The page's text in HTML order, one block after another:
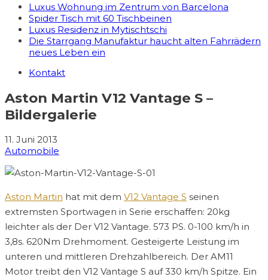
Luxus Wohnung im Zentrum von Barcelona
Spider Tisch mit 60 Tischbeinen
Luxus Residenz in Mytischtschi
Die Starrgang Manufaktur haucht alten Fahrrädern
neues Leben ein
Kontakt
Aston Martin V12 Vantage S –
Bildergalerie
11. Juni 2013
Automobile
Aston Martin hat mit dem V12 Vantage S seinen
extremsten Sportwagen in Serie erschaffen: 20kg
leichter als der Der V12 Vantage. 573 PS. 0-100 km/h in
3,8s. 620Nm Drehmoment. Gesteigerte Leistung im
unteren und mittleren Drehzahlbereich. Der AM11
Motor treibt den V12 Vantage S auf 330 km/h Spitze. Ein